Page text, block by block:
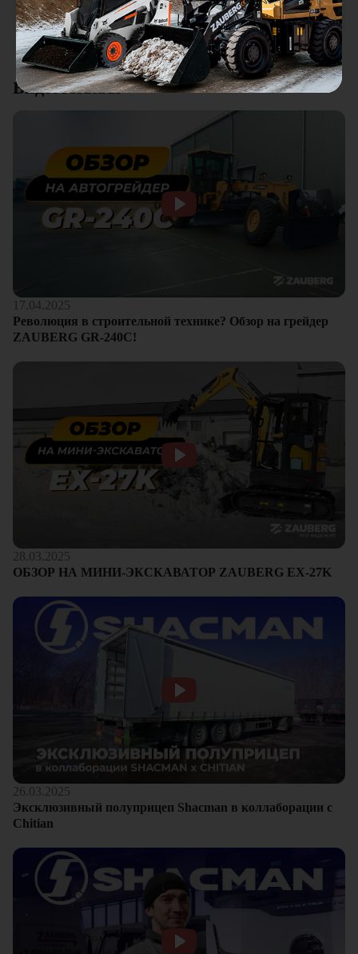
Смотреть все отзывы
клиентам.
Видеоотзывы
17.04.2025
Революция в строительной технике? Обзор на грейдер
ZAUBERG GR-240C!
28.03.2025
ОБЗОР НА МИНИ-ЭКСКАВАТОР ZAUBERG EX-27K
26.03.2025
Эксклюзивный полуприцеп Shacman в коллаборации с
Chitian